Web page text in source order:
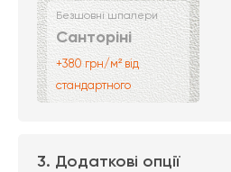
Безшовні шпалери
Санторіні
+380 грн/м² від
стандартного
3. Додаткові опції